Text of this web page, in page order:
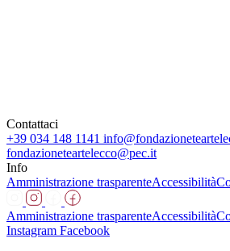
Contattaci
+39 034 148 1141
fondazioneteartelecco@pec.it
Info
Amministrazione trasparenteAccessibilità
Amministrazione trasparenteAccessibilità
Instagram Facebook